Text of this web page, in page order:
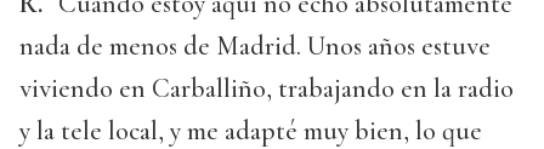
nada de menos de Madrid. Unos años estuve
viviendo en Carballiño, trabajando en la radio
y la tele local, y me adapté muy bien, lo que